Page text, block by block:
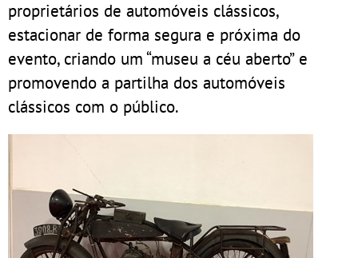
proprietários de automóveis clássicos,
estacionar de forma segura e próxima do
evento, criando um “museu a céu aberto” e
promovendo a partilha dos automóveis
clássicos com o público.